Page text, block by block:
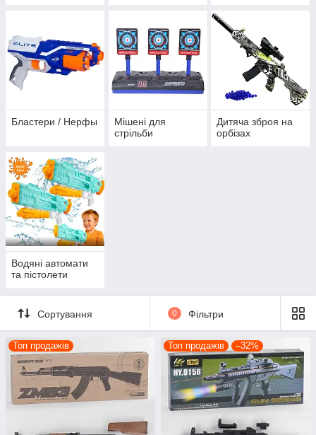
Бластери / Нерфы
Мішені для
стрільби
Дитяча зброя на
орбізах
Водяні автомати
та пістолети
Сортування 0 Фільтри
Топ продажів Топ продажів –32%